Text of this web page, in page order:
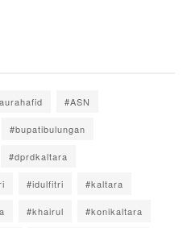
#ASN
#bupatibulungan
#dprdkaltara
#idulfitri #kaltara
#khairul #konikaltara